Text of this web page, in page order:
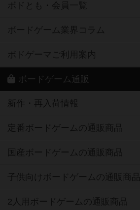
ボドとも・会員一覧
ボードゲーム業界コラム
ボドゲーマご利用案内
ボードゲーム通販
新作・再入荷情報
定番ボードゲームの通販商品
国産ボードゲームの通販商品
子供向けボードゲームの通販商品
2人用ボードゲームの通販商品